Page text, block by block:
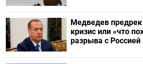
Медведев
кризис или «что
разрыва с Россией